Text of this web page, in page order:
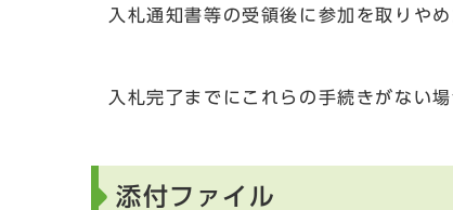
入札通知書等の受領後に参加を取りや
入札完了までにこれらの手続きがない
添付ファイル